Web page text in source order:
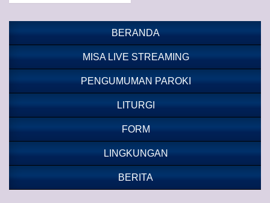
BERANDA
MISA LIVE STREAMING
PENGUMUMAN PAROKI
LITURGI
FORM
LINGKUNGAN
BERITA